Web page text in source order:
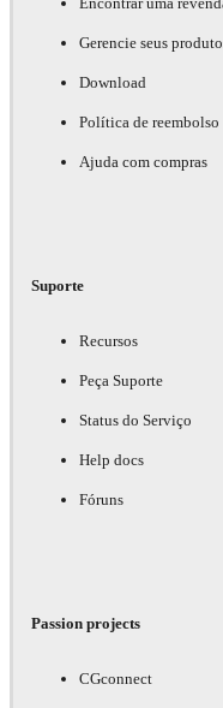
Gerencie seus
Download
Política de reembolso
Ajuda com compras
Suporte
Recursos
Peça Suporte
Status do Serviço
Help docs
Fóruns
Passion projects
CGconnect